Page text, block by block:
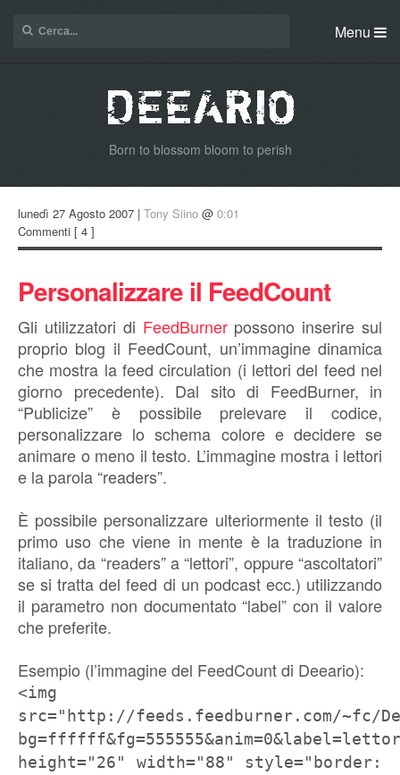
Menu
Born to blossom bloom to perish
lunedì 27 Agosto 2007 | Tony Siino @ 0:01
Commenti [ 4 ]
Personalizzare il FeedCount
Gli utilizzatori di FeedBurnerpossono inserire sul
proprio blog il FeedCount, un’immagine dinamica
che mostra la feed circulation (i lettori del feed nel
giorno precedente). Dal sito di FeedBurner, in
“Publicize” è possibile prelevare il codice,
personalizzare lo schema colore e decidere se
animare o meno il testo. L’immagine mostra i lettori
e la parola “readers”.
È possibile personalizzare ulteriormente il testo (il
primo uso che viene in mente è la traduzione in
italiano, da “readers” a “lettori”, oppure “ascoltatori”
se si tratta del feed di un podcast ecc.) utilizzando
il parametro non documentato “label” con il valore
che preferite.
Esempio (l’immagine del FeedCount di Deeario):
<img
src="http://feeds.feedburner.com/~fc/
height="26" width="88" style="border: